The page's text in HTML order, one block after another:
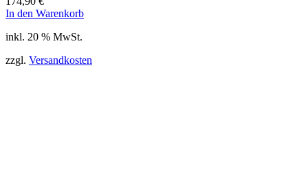
In den Warenkorb
inkl. 20 % MwSt.
zzgl. Versandkosten